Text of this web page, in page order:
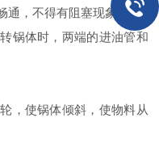
通，不得有阻塞现象。
锅体时，两端的进油管和
，使锅体倾斜，使物料从